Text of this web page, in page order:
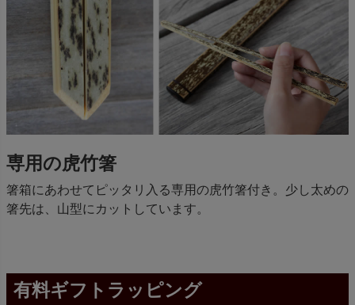
専用の虎竹箸
箸箱にあわせてピッタリ入る専用の虎竹箸付き。少し太めの
箸先は、山型にカットしています。
有料ギフトラッピング